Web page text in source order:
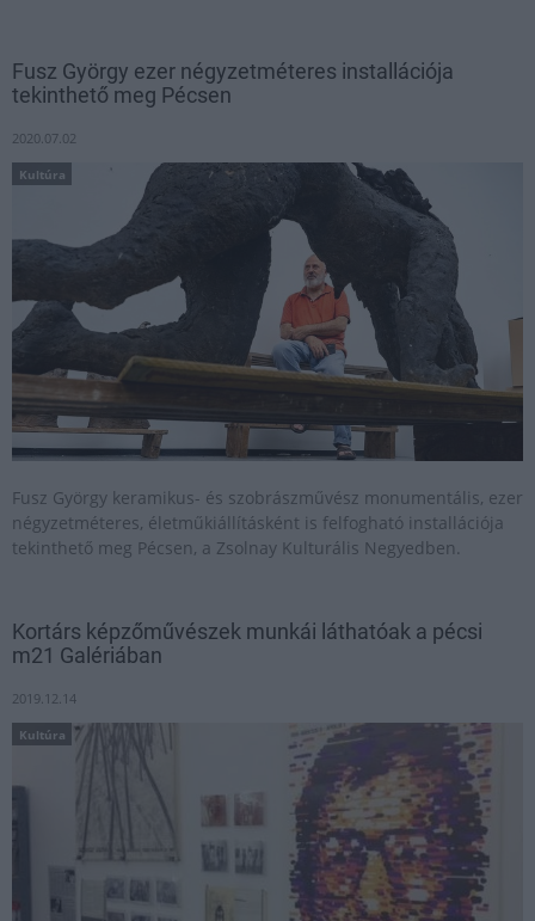
Fusz György ezer négyzetméteres installációja
tekinthető meg Pécsen
2020.07.02
Kultúra
Fusz György keramikus- és szobrászművész monumentális, ezer
négyzetméteres, életműkiállításként is felfogható installációja
tekinthető meg Pécsen, a Zsolnay Kulturális Negyedben.
Kortárs képzőművészek munkái láthatóak a pécsi
m21 Galériában
2019.12.14
Kultúra